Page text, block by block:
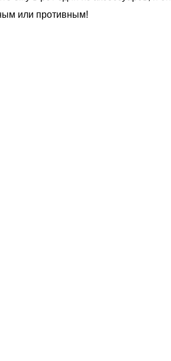
или противным!